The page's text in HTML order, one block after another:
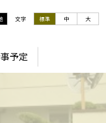
文字 標準 中 大
予定